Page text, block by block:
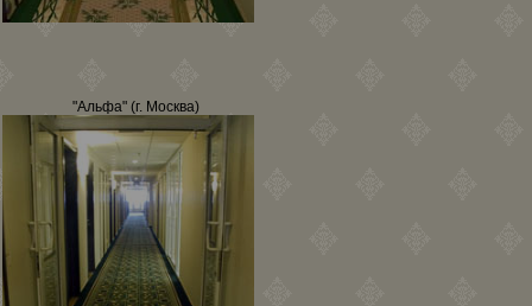
"Альфа" (г. Москва)